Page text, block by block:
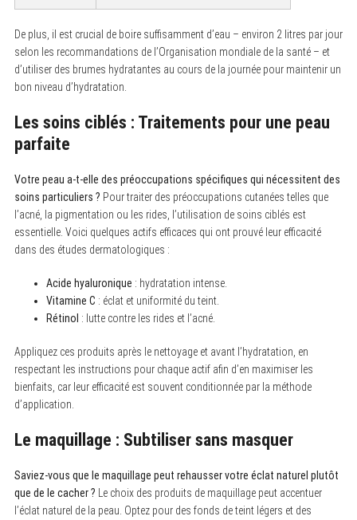
De plus, il est crucial de boire suffisamment d’eau – environ 2 litres par jour
selon les recommandations de l’Organisation mondiale de la santé – et
d’utiliser des brumes hydratantes au cours de la journée pour maintenir un
bon niveau d’hydratation.
Les soins ciblés : Traitements pour une peau
parfaite
Votre peau a-t-elle des préoccupations spécifiques qui nécessitent des
soins particuliers ? Pour traiter des préoccupations cutanées telles que
l’acné, la pigmentation ou les rides, l’utilisation de soins ciblés est
essentielle. Voici quelques actifs efficaces qui ont prouvé leur efficacité
dans des études dermatologiques :
Acide hyaluronique : hydratation intense.
Vitamine C : éclat et uniformité du teint.
Rétinol : lutte contre les rides et l’acné.
Appliquez ces produits après le nettoyage et avant l’hydratation, en
respectant les instructions pour chaque actif afin d’en maximiser les
bienfaits, car leur efficacité est souvent conditionnée par la méthode
d’application.
Le maquillage : Subtiliser sans masquer
Saviez-vous que le maquillage peut rehausser votre éclat naturel plutôt
que de le cacher ? Le choix des produits de maquillage peut accentuer
l’éclat naturel de la peau. Optez pour des fonds de teint légers et des
h
o
r